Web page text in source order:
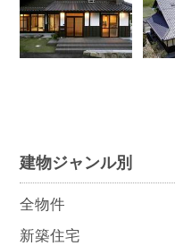
建物ジャンル別
全物件
新築住宅